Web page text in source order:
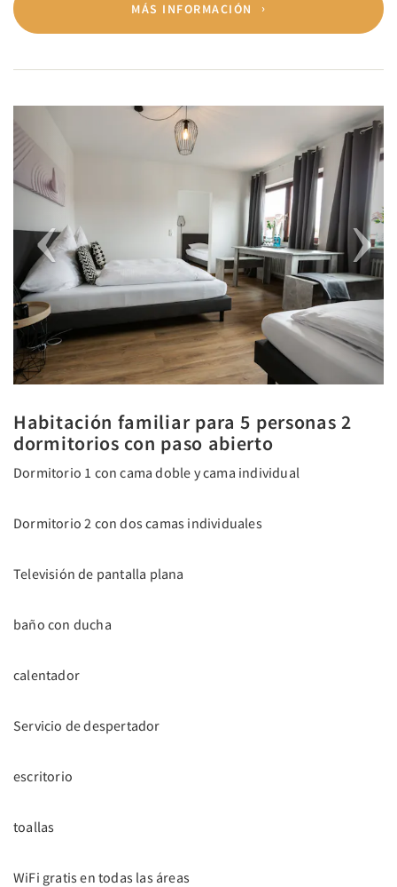
MÁS INFORMACIÓN
Next
Habitación familiar para 5 personas 2
dormitorios con paso abierto
Dormitorio 1 con cama doble y cama individual
Dormitorio 2 con dos camas individuales
Televisión de pantalla plana
baño con ducha
calentador
Servicio de despertador
escritorio
toallas
WiFi gratis en todas las áreas